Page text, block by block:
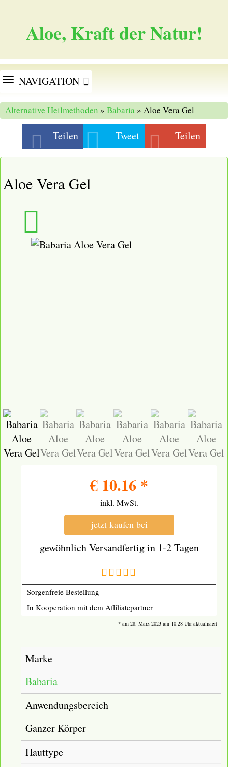
Aloe, Kraft der Natur!
TOGGLE
NAVIGATION
Alternative Heilmethoden » Babaria » Aloe Vera Gel
Teilen Tweet Teilen
Aloe Vera Gel
€ 10.16 *
inkl. MwSt.
jetzt kaufen bei
gewöhnlich Versandfertig in 1-2 Tagen
Sorgenfreie Bestellung
In Kooperation mit dem Affiliatepartner
* am 28. März 2023 um 10:28 Uhr aktualisiert
Marke
Babaria
Anwendungsbereich
Ganzer Körper
Hauttype